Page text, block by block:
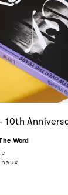
10th
Word